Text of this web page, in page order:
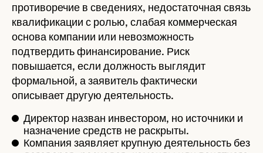
противоречие в сведениях, недостаточная связь
квалификации с ролью, слабая коммерческая
основа компании или невозможность
подтвердить финансирование. Риск
повышается, если должность выглядит
формальной, а заявитель фактически
описывает другую деятельность.
Директор назван инвестором, но источники и
назначение средств не раскрыты.
Компания заявляет крупную деятельность без